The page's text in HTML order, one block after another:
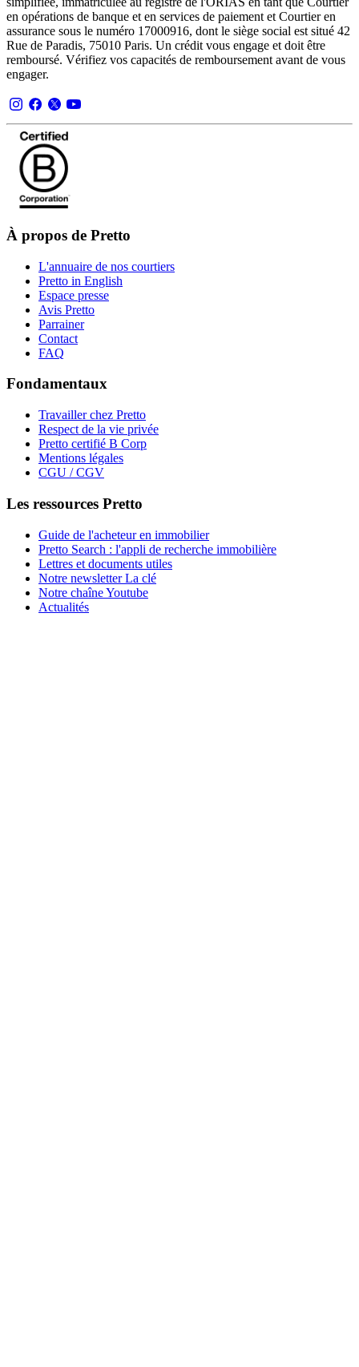
en opérations de banque et en services de paiement et Courtier en
assurance sous le numéro 17000916, dont le siège social est situé 42
Rue de Paradis, 75010 Paris. Un crédit vous engage et doit être
remboursé. Vérifiez vos capacités de remboursement avant de vous
engager.
À propos de Pretto
L'annuaire de nos courtiers
Pretto in English
Espace presse
Avis Pretto
Parrainer
Contact
FAQ
Fondamentaux
Travailler chez Pretto
Respect de la vie privée
Pretto certifié B Corp
Mentions légales
CGU / CGV
Les ressources Pretto
Guide de l'acheteur en immobilier
Pretto Search : l'appli de recherche immobilière
Lettres et documents utiles
Notre newsletter La clé
Notre chaîne Youtube
Actualités